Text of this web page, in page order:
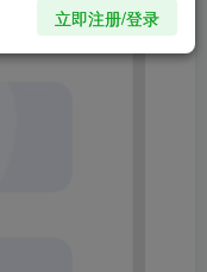
立即注册/登录